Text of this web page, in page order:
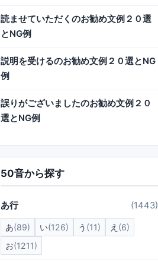
読ませていただくのお勧め文例２０選
とNG例
説明を受けるのお勧め文例２０選とNG
例
誤りがございましたのお勧め文例２０
選とNG例
50音から探す
あ行 (1443)
あ(89) い(126) う (11) え (6)
お(1211)